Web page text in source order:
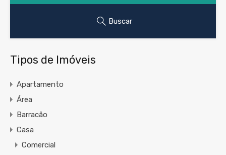
Buscar
Tipos de Imóveis
Apartamento
Área
Barracão
Casa
Comercial